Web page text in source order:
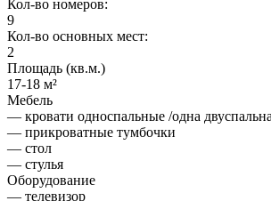
Кол-во номеров:
9
Кол-во основных мест:
2
Площадь (кв.м.)
17-18 м²
Мебель
— кровати односпальные /одна
— прикроватные тумбочки
— стол
— стулья
Оборудование
— телевизор